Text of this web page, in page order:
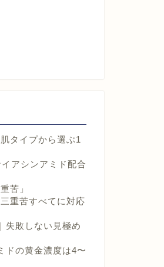
タイプから選ぶ1
アシンアミド配合
苦」
重苦すべてに対応
失敗しない見極め
ドの黄金濃度は4〜